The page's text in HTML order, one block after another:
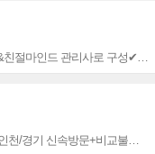
친절마인드 관리사로 구성✔⭐️
합니다~⭐️
천/경기 신속방문+비교불가